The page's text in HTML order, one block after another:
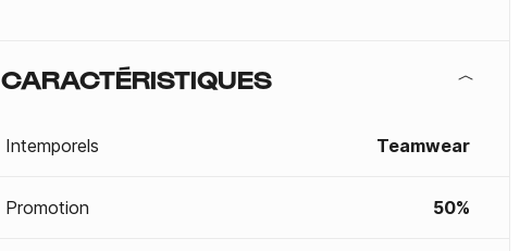
CARACTÉRISTIQUES
Intemporels Teamwear
Promotion 50%